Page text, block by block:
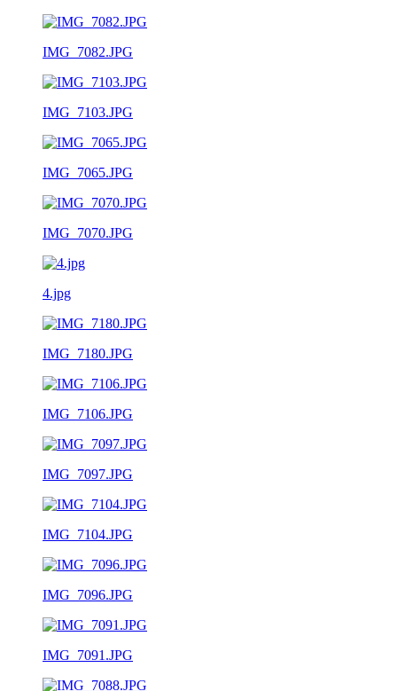
IMG_7082.JPG
IMG_7103.JPG
IMG_7065.JPG
IMG_7070.JPG
4.jpg
IMG_7180.JPG
IMG_7106.JPG
IMG_7097.JPG
IMG_7104.JPG
IMG_7096.JPG
IMG_7091.JPG